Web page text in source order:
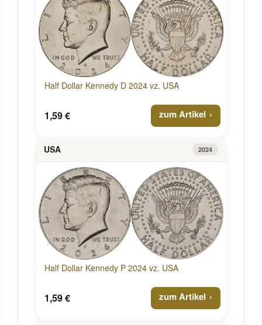
Half Dollar Kennedy D 2024 vz. USA
1,59 € zum Artikel
USA 2024
Half Dollar Kennedy P 2024 vz. USA
1,59 € zum Artikel